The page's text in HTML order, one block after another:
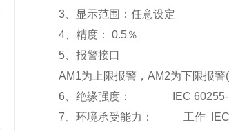
3
显示范围：任意设定
4 、精度： 0.5％
5 、报警接口
AM1为上限报警，AM2为下限报警
6 、绝缘强度： IEC 60255-5
7 、环境承受能力： 工作